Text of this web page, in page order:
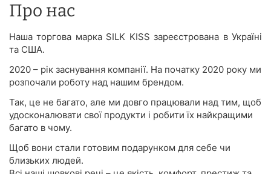
Про нас
Наша торгова марка SILK KISS зареєстрована в Україні
та США.
2020 – рік заснування компанії. На початку 2020 року ми
розпочали роботу над нашим брендом.
Так, це не багато, але ми довго працювали над тим, щоб
удосконалювати свої продукти і робити їх найкращими
багато в чому.
Щоб вони стали готовим подарунком для себе чи
близьких людей.